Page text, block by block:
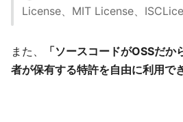
License、MIT License、
また、
「ソースコードがOSSだ
者が保有する特許を自由に利用で